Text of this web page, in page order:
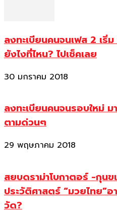
ลงทะเบียนคนจนเฟส 2 เริ่
ยังไงที่ไหน? ไปเช็คเลย
30 มกราคม 2018
ลงทะเบียนคนจนรอบใหม่
ตามด่วนๆ
29 พฤษภาคม 2018
สยบดราม่าโบกาตอร์ -กุน
ประวัติศาสตร์ “มวยไทย”
วัด?